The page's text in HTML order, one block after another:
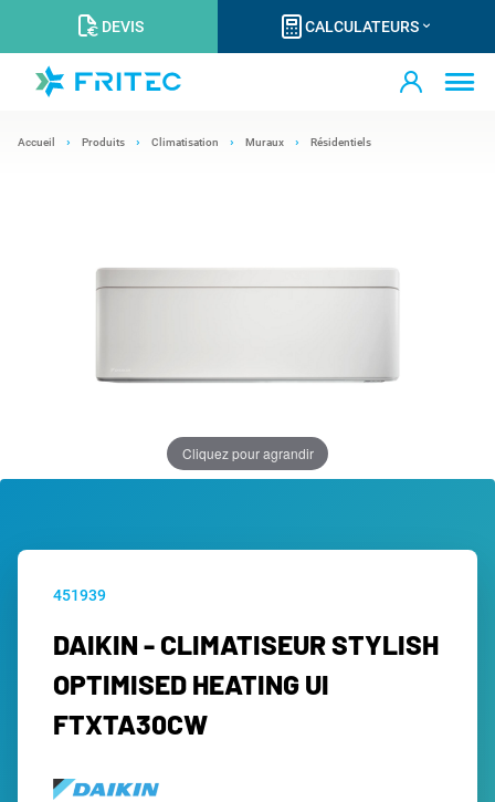
DEVIS CALCULATEURS
Accueil Produits Climatisation Muraux Résidentiels
Cliquez pour agrandir
451939
DAIKIN - CLIMATISEUR STYLISH
OPTIMISED HEATING UI
FTXTA30CW